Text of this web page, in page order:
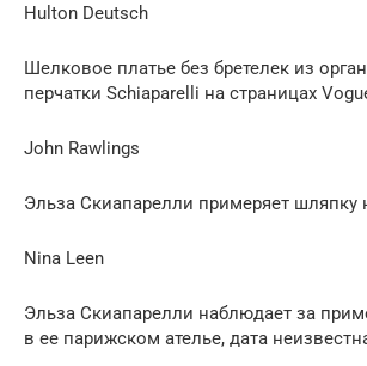
Hulton Deutsch
Шелковое платье без бретелек из
перчатки Schiaparelli на страницах
John Rawlings
Эльза Скиапарелли примеряет шляпку
Nina Leen
Эльза Скиапарелли наблюдает за
в ее парижском ателье, дата